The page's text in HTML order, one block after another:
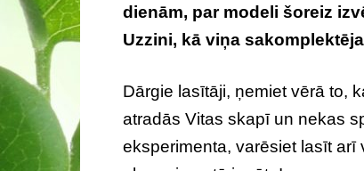
dienām, par modeli šoreiz
Uzzini, kā viņa
Dārgie lasītāji, ņemiet vērā to,
atradās Vitas skapī un nekas
eksperimenta, varēsiet lasīt